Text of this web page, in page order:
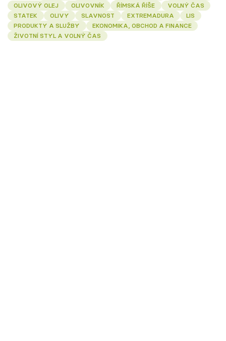
OLIVOVÝ OLEJ
OLIVOVNÍK ŘÍMSKÁ ŘÍŠE
VOLNÝ ČAS
STATEK
OLIVY SLAVNOST EXTREMADURA
LIS
PRODUKTY A SLUŽBY
EKONOMIKA, OBCHOD A FINANCE
ŽIVOTNÍ STYL A VOLNÝ ČAS